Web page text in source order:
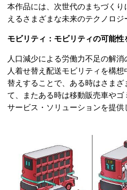
本作品には、次世代のまちづく
えるさまざまな未来のテクノロジ
モビリティ：モビリティの可能性
人口減少による労働力不足の解
人着せ替え配送モビリティを構
替えすることで、ある時はさま
て、またある時は移動販売車や
サービス・ソリューションを提供